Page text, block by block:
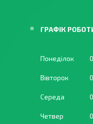
ГРАФІК
Понеділок
Вівторок
Середа
Четвер